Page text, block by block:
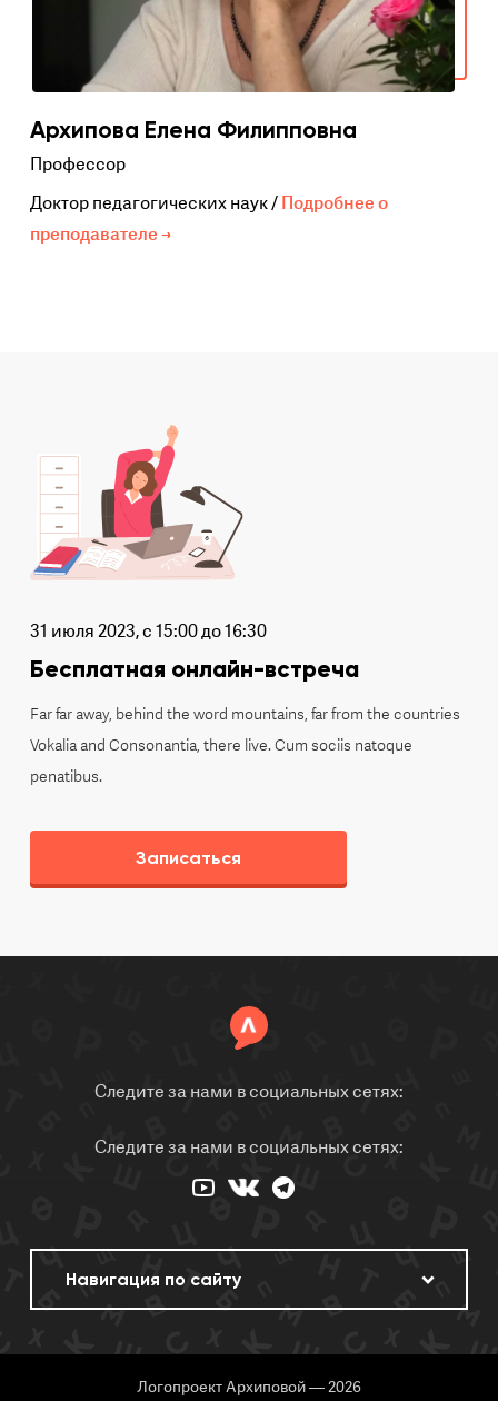
Архипова Елена Филипповна
Профессор
Доктор педагогических наук /Подробнее о
преподавателе →
31 июля 2023, с 15:00 до 16:30
Бесплатная онлайн-встреча
Far far away, behind the word mountains, far from the countries
Vokalia and Consonantia, there live. Cum sociis natoque
penatibus.
Записаться
Следите за нами в социальных сетях:
Следите за нами в социальных сетях:
Логопроект Архиповой — 2026